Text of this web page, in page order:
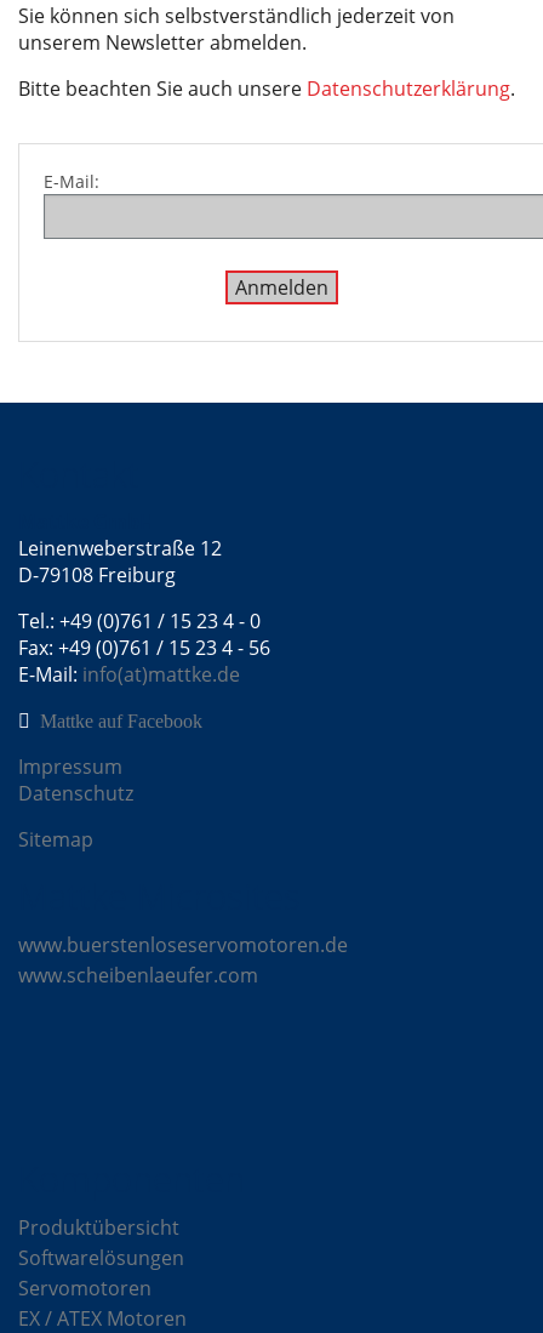
Sie können sich selbstverständlich jederzeit von
unserem Newsletter abmelden.
Bitte beachten Sie auch unsere Datenschutzerklärung.
E-Mail:
Leinenweberstraße 12
D-79108 Freiburg
Tel.: +49 (0)761 / 15 23 4 - 0
Fax: +49 (0)761 / 15 23 4 - 56
E-Mail: info(at)mattke.de
Mattke auf Facebook
Impressum
Datenschutz
Sitemap
www.buerstenloseservomotoren.de
www.scheibenlaeufer.com
Produktübersicht
Softwarelösungen
Servomotoren
EX / ATEX Motoren